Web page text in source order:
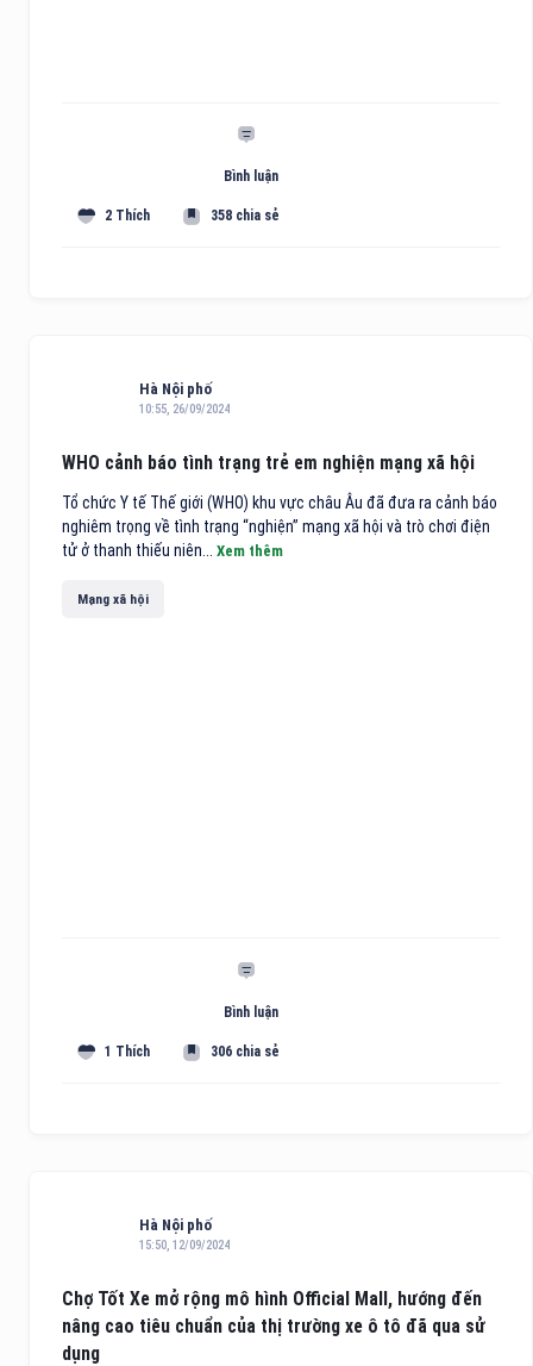
Bình luận
2 Thích 358 chia sẻ
Hà Nội phố
10:55, 26/09/2024
WHO cảnh báo tình trạng trẻ em nghiện mạng xã hội
Tổ chức Y tế Thế giới (WHO) khu vực châu Âu đã đưa ra cảnh báo
nghiêm trọng về tình trạng “nghiện” mạng xã hội và trò chơi điện
tử ở thanh thiếu niên... Xem thêm
Mạng xã hội
Bình luận
1 Thích 306 chia sẻ
Hà Nội phố
15:50, 12/09/2024
Chợ Tốt Xe mở rộng mô hình Official Mall, hướng đến
nâng cao tiêu chuẩn của thị trường xe ô tô đã qua sử
dụng